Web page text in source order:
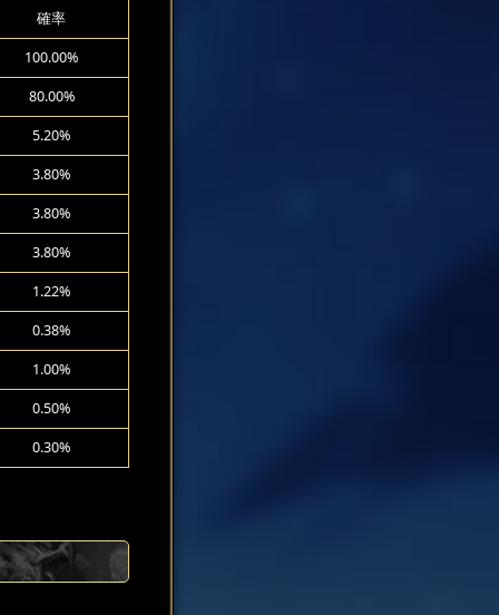
確率
100.00%
80.00%
5.20%
3.80%
3.80%
3.80%
1.22%
0.38%
1.00%
0.50%
0.30%